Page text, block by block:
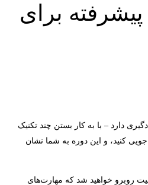
برای
دارد – با به کار بستن چند تکنیک
کنید، و این دوره به شما نشان
روبرو خواهید شد که مهارت‌های